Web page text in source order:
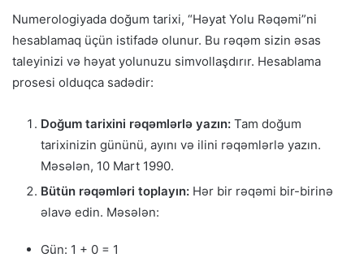
Numerologiyada doğum tarixi, “Həyat Yolu Rəqəmi”ni
hesablamaq üçün istifadə olunur. Bu rəqəm sizin əsas
taleyinizi və həyat yolunuzu simvollaşdırır. Hesablama
prosesi olduqca sadədir:
Doğum tarixini rəqəmlərlə yazın: Tam doğum
tarixinizin gününü, ayını və ilini rəqəmlərlə yazın.
Məsələn, 10 Mart 1990.
Bütün rəqəmləri toplayın: Hər bir rəqəmi bir-birinə
əlavə edin. Məsələn:
Gün: 1 + 0 = 1